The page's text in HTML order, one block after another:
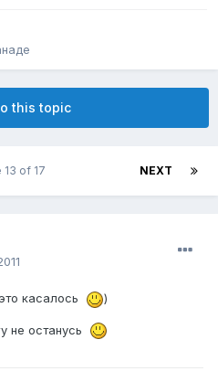
this topic
NEXT
13 of 17
касалось )
не останусь